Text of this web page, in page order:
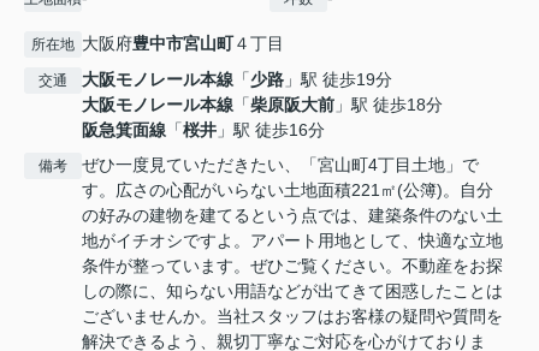
所在地 大阪府豊中市宮山町４丁目
交通 大阪モノレール本線 「少路 」駅 徒歩19分
大阪モノレール本線 「柴原阪大前 」駅 徒歩18分
阪急箕面線 「桜井 」駅 徒歩16分
備考
ぜひ一度見ていただきたい、「宮山町4丁目土地」で
す。広さの心配がいらない土地面積221㎡(公簿)。自分
の好みの建物を建てるという点では、建築条件のない土
地がイチオシですよ。アパート用地として、快適な立地
条件が整っています。ぜひご覧ください。不動産をお探
しの際に、知らない用語などが出てきて困惑したことは
ございませんか。当社スタッフはお客様の疑問や質問を
解決できるよう、親切丁寧なご対応を心がけておりま